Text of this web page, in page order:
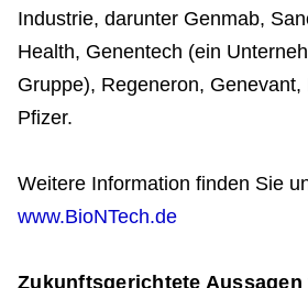
Industrie, darunter Genmab,
Health, Genentech (ein
Gruppe), Regeneron,
Pfizer.
Weitere Information finden Sie
www.BioNTech.de
Zukunftsgerichtete Aussagen